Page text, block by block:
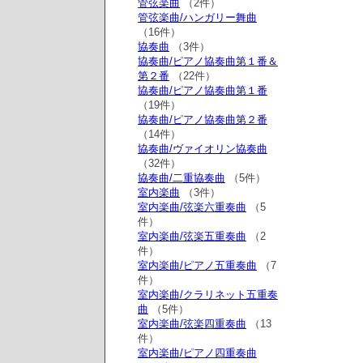
管弦楽曲
（2件）
管弦楽曲/ハンガリー舞曲
（16件）
協奏曲 （3件）
協奏曲/ピアノ協奏曲第１番＆
第２番 （22件）
協奏曲/ピアノ協奏曲第１番
（19件）
協奏曲/ピアノ協奏曲第２番
（14件）
協奏曲/ヴァイオリン協奏曲
（32件）
協奏曲/二重協奏曲 （5件）
室内楽曲 （3件）
室内楽曲/弦楽六重奏曲 （5
件）
室内楽曲/弦楽五重奏曲 （2
件）
室内楽曲/ピアノ五重奏曲 （7
件）
室内楽曲/クラリネット五重奏
曲 （5件）
室内楽曲/弦楽四重奏曲 （13
件）
室内楽曲/ピアノ四重奏曲